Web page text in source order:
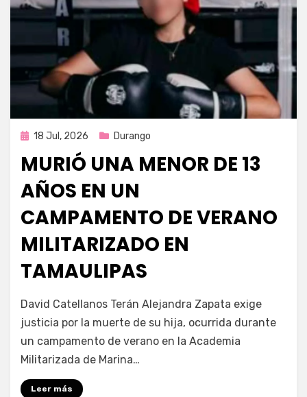
Publicada
18 Jul, 2026 Durango
MURIÓ UNA MENOR DE 13
AÑOS EN UN
CAMPAMENTO DE VERANO
MILITARIZADO EN
TAMAULIPAS
por Fernando Miranda Servín
David Catellanos Terán Alejandra Zapata exige
justicia por la muerte de su hija, ocurrida durante
un campamento de verano en la Academia
Militarizada de Marina…
Leer más